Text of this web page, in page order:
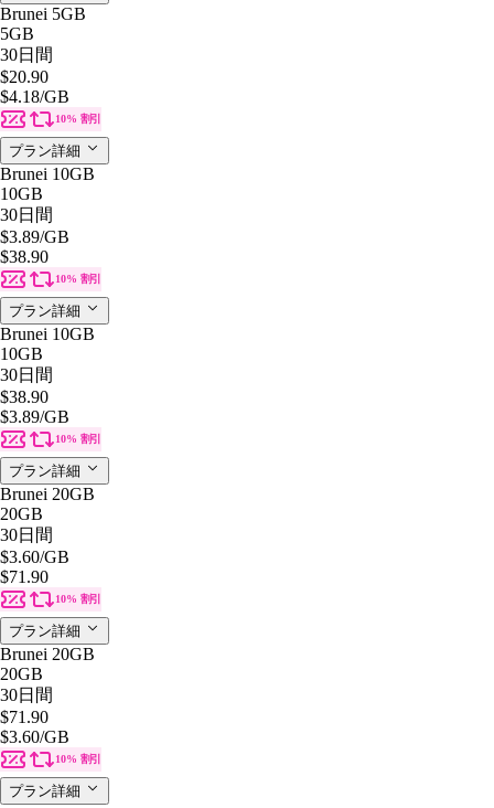
Brunei 5GB
5GB
30日間
$20.90
$4.18/GB
10% 割引
プラン詳細
Brunei 10GB
10GB
30日間
$3.89/GB
$38.90
10% 割引
プラン詳細
Brunei 10GB
10GB
30日間
$38.90
$3.89/GB
10% 割引
プラン詳細
Brunei 20GB
20GB
30日間
$3.60/GB
$71.90
10% 割引
プラン詳細
Brunei 20GB
20GB
30日間
$71.90
$3.60/GB
10% 割引
プラン詳細